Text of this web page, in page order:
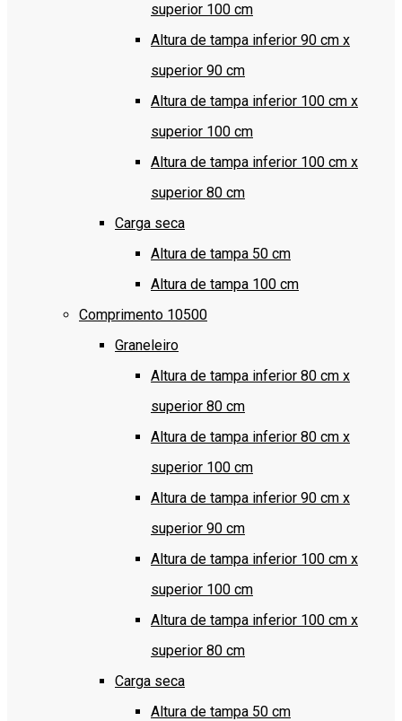
superior 100 cm
Altura de tampa inferior 90 cm x
superior 90 cm
Altura de tampa inferior 100 cm x
superior 100 cm
Altura de tampa inferior 100 cm x
superior 80 cm
Carga seca
Altura de tampa 50 cm
Altura de tampa 100 cm
Comprimento 10500
Graneleiro
Altura de tampa inferior 80 cm x
superior 80 cm
Altura de tampa inferior 80 cm x
superior 100 cm
Altura de tampa inferior 90 cm x
superior 90 cm
Altura de tampa inferior 100 cm x
superior 100 cm
Altura de tampa inferior 100 cm x
superior 80 cm
Carga seca
Altura de tampa 50 cm